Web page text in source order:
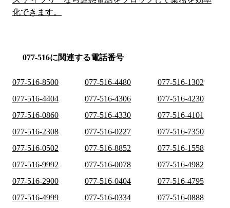
化できます。
077-516に関連する電話番号
077-516-8500 077-516-4480
077-516-1302
077-516-4404
077-516-4306
077-516-4230
077-516-0860
077-516-4330
077-516-4101
077-516-2308
077-516-0227
077-516-7350
077-516-0502
077-516-8852
077-516-1558
077-516-9992
077-516-0078
077-516-4982
077-516-2900
077-516-0404
077-516-4795
077-516-4999
077-516-0334
077-516-0888